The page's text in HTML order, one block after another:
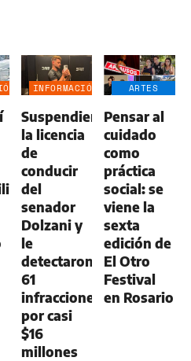
INFORMACIÓN
Suspendieron
la licencia
de
conducir
del
senador
Dolzani y
le
detectaron
61
infracciones
por casi
$16
millones
ARTES
Pensar al
cuidado
como
práctica
social: se
viene la
sexta
edición de
El Otro
Festival
en Rosario